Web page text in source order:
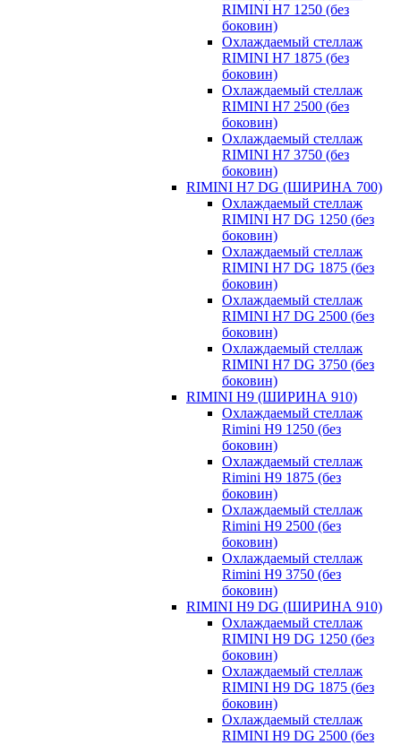
RIMINI H7 1250 (без
боковин)
Охлаждаемый стеллаж
RIMINI H7 1875 (без
боковин)
Охлаждаемый стеллаж
RIMINI H7 2500 (без
боковин)
Охлаждаемый стеллаж
RIMINI H7 3750 (без
боковин)
RIMINI H7 DG (ШИРИНА 700)
Охлаждаемый стеллаж
RIMINI H7 DG 1250 (без
боковин)
Охлаждаемый стеллаж
RIMINI H7 DG 1875 (без
боковин)
Охлаждаемый стеллаж
RIMINI H7 DG 2500 (без
боковин)
Охлаждаемый стеллаж
RIMINI H7 DG 3750 (без
боковин)
RIMINI H9 (ШИРИНА 910)
Охлаждаемый стеллаж
Rimini H9 1250 (без
боковин)
Охлаждаемый стеллаж
Rimini H9 1875 (без
боковин)
Охлаждаемый стеллаж
Rimini H9 2500 (без
боковин)
Охлаждаемый стеллаж
Rimini H9 3750 (без
боковин)
RIMINI H9 DG (ШИРИНА 910)
Охлаждаемый стеллаж
RIMINI H9 DG 1250 (без
боковин)
Охлаждаемый стеллаж
RIMINI H9 DG 1875 (без
боковин)
Охлаждаемый стеллаж
RIMINI H9 DG 2500 (без